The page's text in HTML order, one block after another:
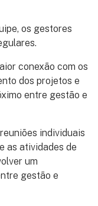
os gestores
conexão com os
dos projetos e
entre gestão e
individuais
as atividades de
um
gestão e